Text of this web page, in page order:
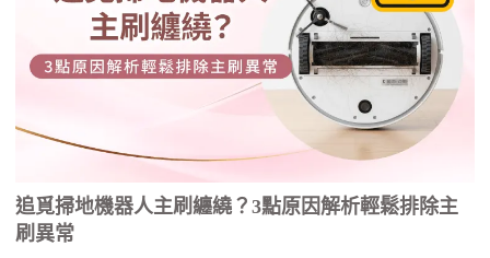
追覓掃地機器人主刷纏繞？3點原因解析輕鬆排除主
刷異常